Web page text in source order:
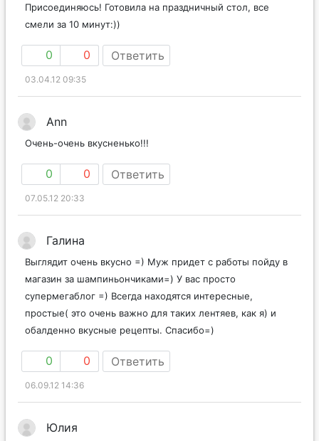
Присоединяюсь! Готовила на праздничный стол, все
смели за 10 минут:))
0 0 Ответить
03.04.12 09:35
Ann
Очень-очень вкусненько!!!
0 0 Ответить
07.05.12 20:33
Галина
Выглядит очень вкусно =) Муж придет с работы пойду в
магазин за шампиньончиками=) У вас просто
супермегаблог =) Всегда находятся интересные,
простые( это очень важно для таких лентяев, как я) и
обалденно вкусные рецепты. Спасибо=)
0 0 Ответить
06.09.12 14:36
Юлия